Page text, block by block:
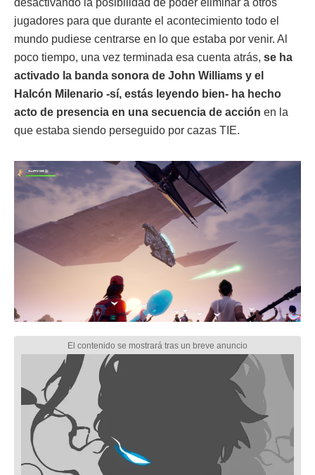
jugadores para que durante el acontecimiento todo el
mundo pudiese centrarse en lo que estaba por venir. Al
poco tiempo, una vez terminada esa cuenta atrás, se ha
activado la banda sonora de John Williams y el
Halcón Milenario -sí, estás leyendo bien- ha hecho
acto de presencia en una secuencia de acción en la
que estaba siendo perseguido por cazas TIE.